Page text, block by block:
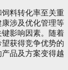
料转化率至关重
涉及优化管理等
影响因素。随着
获得竞争优势的
品及方案变得越